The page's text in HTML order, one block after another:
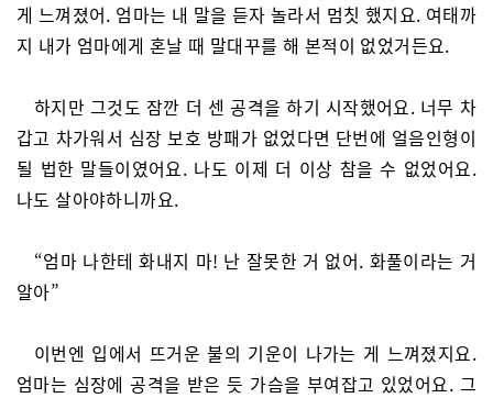
게 느껴졌어. 엄마는 내 말을 듣자 놀라서 멈칫 했지요. 여태까
지 내가 엄마에게 혼날 때 말대꾸를 해 본적이 없었거든요.
하지만 그것도 잠깐 더 센 공격을 하기 시작했어요. 너무 차
갑고 차가워서 심장 보호 방패가 없었다면 단번에 얼음인형이
될 법한 말들이였어요. 나도 이제 더 이상 참을 수 없었어요.
나도 살아야하니까요.
“엄마 나한테 화내지 마! 난 잘못한 거 없어. 화풀이라는 거
알아”
이번엔 입에서 뜨거운 불의 기운이 나가는 게 느껴졌지요.
엄마는 심장에 공격을 받은 듯 가슴을 부여잡고 있었어요. 그